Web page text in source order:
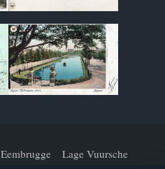
Eembrugge Lage Vuursche